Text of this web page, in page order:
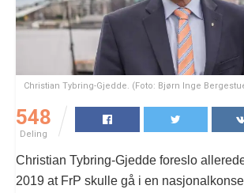
Christian Tybring-Gjedde. (Foto: Bjørn Inge
548
Deling
Christian Tybring-Gjedde foreslo
2019 at FrP skulle gå i en